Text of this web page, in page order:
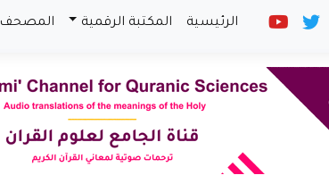
الرئيسية المكتبة الرقمية المصحف